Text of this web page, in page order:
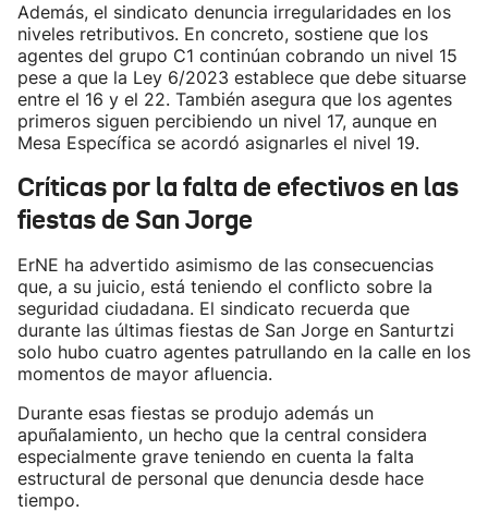
Además, el sindicato denuncia irregularidades en los
niveles retributivos. En concreto, sostiene que los
agentes del grupo C1 continúan cobrando un nivel 15
pese a que la Ley 6/2023 establece que debe situarse
entre el 16 y el 22. También asegura que los agentes
primeros siguen percibiendo un nivel 17, aunque en
Mesa Específica se acordó asignarles el nivel 19.
Críticas por la falta de efectivos en las
fiestas de San Jorge
ErNE ha advertido asimismo de las consecuencias
que, a su juicio, está teniendo el conflicto sobre la
seguridad ciudadana. El sindicato recuerda que
durante las últimas fiestas de San Jorge en Santurtzi
solo hubo cuatro agentes patrullando en la calle en los
momentos de mayor afluencia.
Durante esas fiestas se produjo además un
apuñalamiento, un hecho que la central considera
especialmente grave teniendo en cuenta la falta
estructural de personal que denuncia desde hace
tiempo.